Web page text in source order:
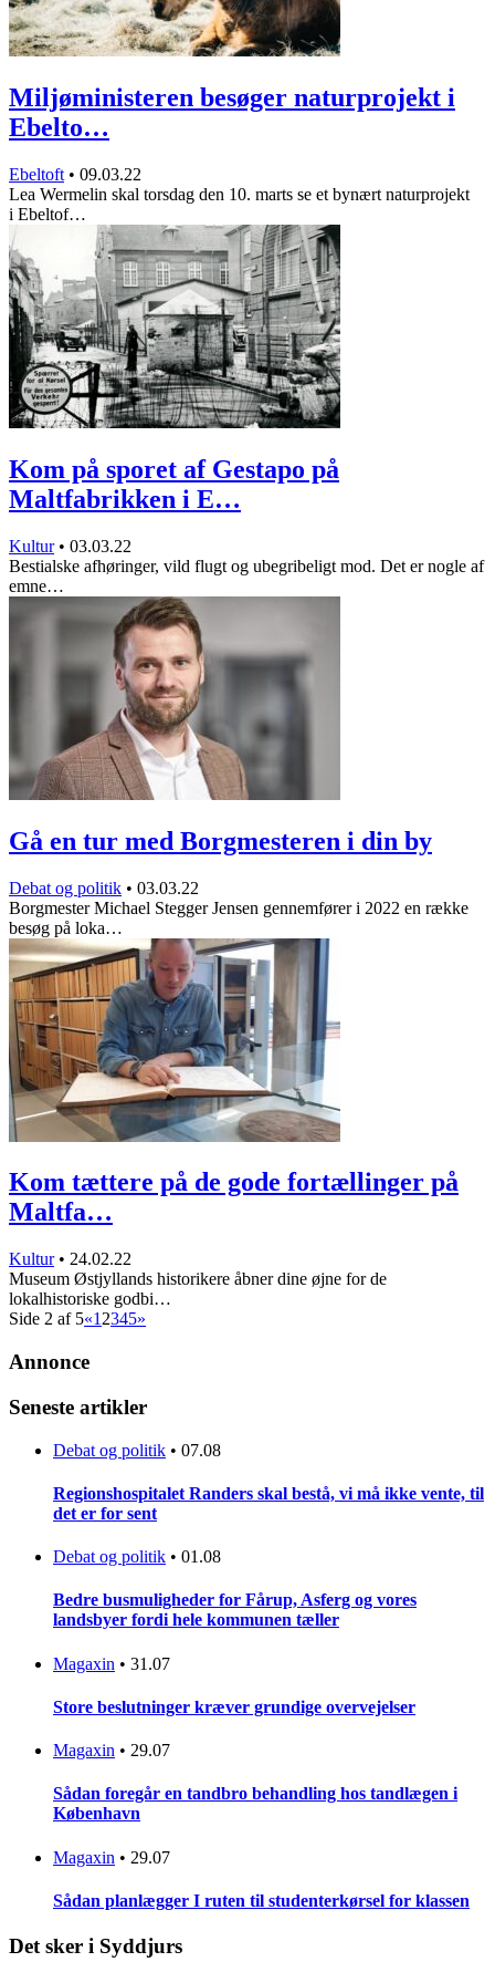
Miljøministeren besøger naturprojekt i
Ebelto…
Ebeltoft • 09.03.22
Lea Wermelin skal torsdag den 10. marts se et bynært naturprojekt
i Ebeltof…
Kom på sporet af Gestapo på
Maltfabrikken i E…
Kultur • 03.03.22
Bestialske afhøringer, vild flugt og ubegribeligt mod. Det er nogle af
emne…
Gå en tur med Borgmesteren i din by
Debat og politik • 03.03.22
Borgmester Michael Stegger Jensen gennemfører i 2022 en række
besøg på loka…
Kom tættere på de gode fortællinger på
Maltfa…
Kultur • 24.02.22
Museum Østjyllands historikere åbner dine øjne for de
lokalhistoriske godbi…
Side 2 af 5«1 2345»
Annonce
Seneste artikler
Debat og politik • 07.08
Regionshospitalet Randers skal bestå, vi må ikke vente, til
det er for sent
Debat og politik • 01.08
Bedre busmuligheder for Fårup, Asferg og vores
landsbyer fordi hele kommunen tæller
Magaxin • 31.07
Store beslutninger kræver grundige overvejelser
Magaxin • 29.07
Sådan foregår en tandbro behandling hos tandlægen i
København
Magaxin • 29.07
Sådan planlægger I ruten til studenterkørsel for klassen
Det sker i Syddjurs